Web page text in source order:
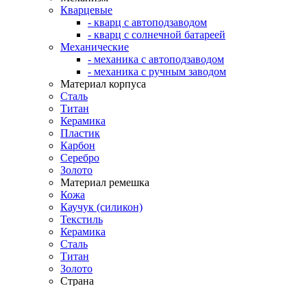
Кварцевые
- кварц с автоподзаводом
- кварц с солнечной батареей
Механические
- механика с автоподзаводом
- механика с ручным заводом
Материал корпуса
Сталь
Титан
Керамика
Пластик
Карбон
Серебро
Золото
Материал ремешка
Кожа
Каучук (силикон)
Текстиль
Керамика
Сталь
Титан
Золото
Страна